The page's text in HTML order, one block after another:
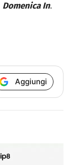
Domenica In.
Aggiungi